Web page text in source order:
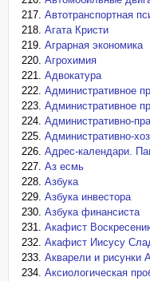
Автотранспортная
Агата Кристи
Аграрная экономика
Агрохимия
Адвокатура
Административное
Административное
Административно-
Административно-
Адрес-календари.
Аз есмь
Азбука
Азбука инвестора
Азбука финансиста
Акафист
Акафист Иисусу
Акварели и рисунки
Аксиологическая